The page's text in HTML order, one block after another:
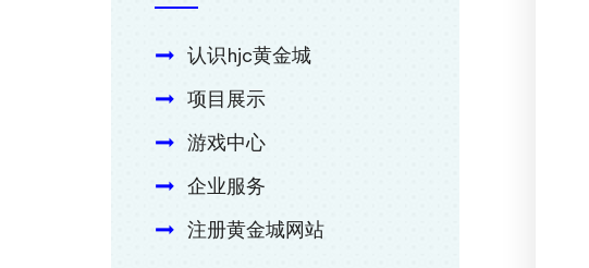
认识hjc黄金城
项目展示
游戏中心
企业服务
注册黄金城网站